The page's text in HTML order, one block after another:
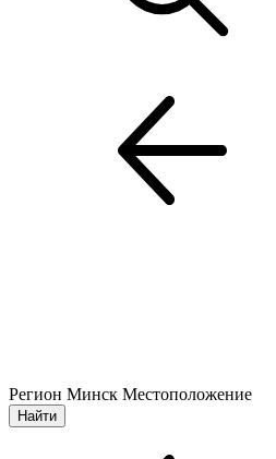
Регион Минск Местоположение